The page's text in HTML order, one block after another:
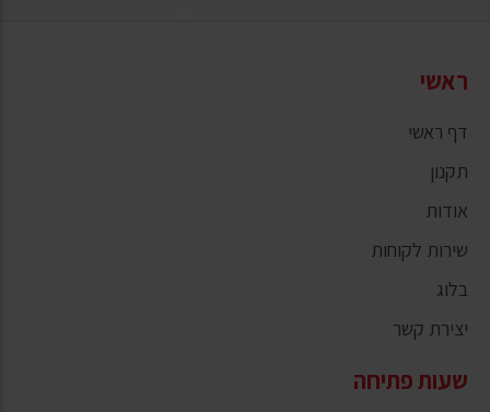
ראשי
דף ראשי
תקנון
אודות
שירות לקוחות
בלוג
יצירת קשר
שעות פתיחה